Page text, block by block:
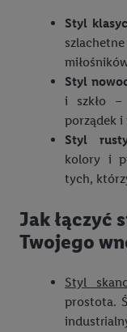
Styl
Styl
i szkło –
porządek i
Styl
kolory i
tych,
Jak łączyć
Twojego
Styl
prostota.
Informacje dot.
sekcji "Dostosuj"
wykorzystania
celów i funkcji
kluczowych w
reklamowych i
Zapewnienie
oszustw oraz
z różnych źródeł,
urządzeń na
pośrednictwem
telekomunikacji
wykorzystywanie